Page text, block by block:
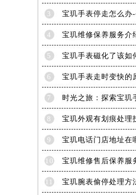
3
4 宝玑维修保养服务介
5
6
7
8
9 宝玑电话门店地址在
10
11